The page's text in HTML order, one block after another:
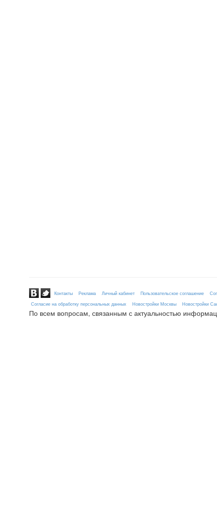
Контакты Реклама Личный кабинет Пользовательское соглашение
Согласие на обработку персональных данных
Новостройки Москвы Новостройки
По всем вопросам, связанным с актуальностью